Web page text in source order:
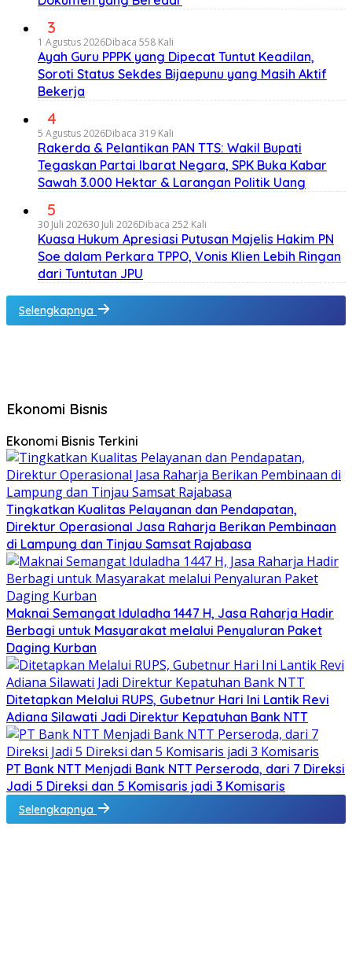
3
1 Agustus 2026Dibaca 558 Kali
Ayah Guru PPPK yang Dipecat Tuntut Keadilan,
Soroti Status Sekdes Bijaepunu yang Masih Aktif
Bekerja
4
5 Agustus 2026Dibaca 319 Kali
Rakerda & Pelantikan PAN TTS: Wakil Bupati
Tegaskan Partai Ibarat Negara, SPK Buka Kabar
Sawah 3.000 Hektar & Larangan Politik Uang
5
30 Juli 202630 Juli 2026Dibaca 252 Kali
Kuasa Hukum Apresiasi Putusan Majelis Hakim PN
Soe dalam Perkara TPPO, Vonis Klien Lebih Ringan
dari Tuntutan JPU
Selengkapnya
Ekonomi Bisnis
Ekonomi Bisnis Terkini
Tingkatkan Kualitas Pelayanan dan Pendapatan,
Direktur Operasional Jasa Raharja Berikan Pembinaan
di Lampung dan Tinjau Samsat Rajabasa
Maknai Semangat Iduladha 1447 H, Jasa Raharja Hadir
Berbagi untuk Masyarakat melalui Penyaluran Paket
Daging Kurban
Ditetapkan Melalui RUPS, Gubetnur Hari Ini Lantik Revi
Adiana Silawati Jadi Direktur Kepatuhan Bank NTT
PT Bank NTT Menjadi Bank NTT Perseroda, dari 7 Direksi
Jadi 5 Direksi dan 5 Komisaris jadi 3 Komisaris
Selengkapnya